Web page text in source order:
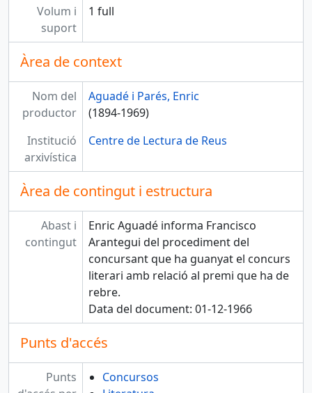
Volum i
suport
1 full
Àrea de context
Nom del
productor
Aguadé i Parés, Enric
(1894-1969)
Institució
arxivística
Centre de Lectura de Reus
Àrea de contingut i estructura
Abast i
contingut
Enric Aguadé informa Francisco
Arantegui del procediment del
concursant que ha guanyat el concurs
literari amb relació al premi que ha de
rebre.
Data del document: 01-12-1966
Punts d'accés
Punts
Concursos